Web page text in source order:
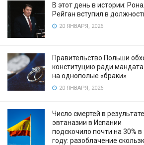
В этот день в истории:
Рейган вступил в
20 ЯНВАРЯ, 2026
Правительство Польши
конституцию ради
на однополые «браки»
20 ЯНВАРЯ, 2026
Число смертей в результате
эвтаназии в Испании
подскочило почти на 30% в
году: разоблачение